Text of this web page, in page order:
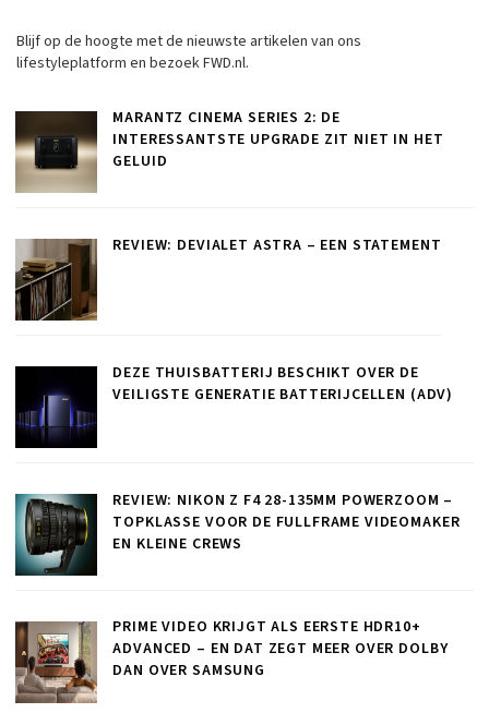
Blijf op de hoogte met de nieuwste artikelen van ons
lifestyleplatform en bezoek FWD.nl.
MARANTZ CINEMA SERIES 2: DE
INTERESSANTSTE UPGRADE ZIT NIET IN HET
GELUID
REVIEW: DEVIALET ASTRA – EEN STATEMENT
DEZE THUISBATTERIJ BESCHIKT OVER DE
VEILIGSTE GENERATIE BATTERIJCELLEN (ADV)
REVIEW: NIKON Z F4 28-135MM POWERZOOM –
TOPKLASSE VOOR DE FULLFRAME VIDEOMAKER
EN KLEINE CREWS
PRIME VIDEO KRIJGT ALS EERSTE HDR10+
ADVANCED – EN DAT ZEGT MEER OVER DOLBY
DAN OVER SAMSUNG